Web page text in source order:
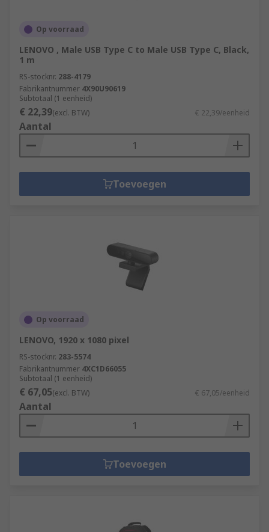
Op voorraad
LENOVO , Male USB Type C to Male USB Type C, Black,
1 m
RS-stocknr. 288-4179
Fabrikantnummer 4X90U90619
Subtotaal (1 eenheid)
€ 22,39(excl. BTW) € 22,39/eenheid
Aantal
Toevoegen
Op voorraad
LENOVO, 1920 x 1080 pixel
RS-stocknr. 283-5574
Fabrikantnummer 4XC1D66055
Subtotaal (1 eenheid)
€ 67,05(excl. BTW) € 67,05/eenheid
Aantal
Toevoegen